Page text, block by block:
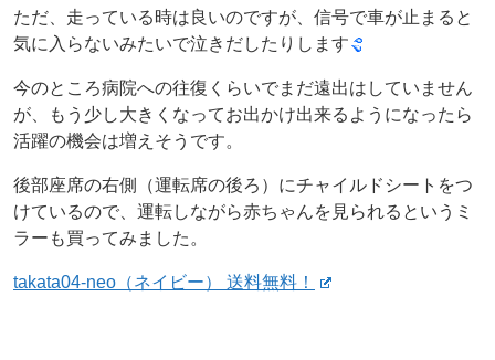
ただ、走っている時は良いのですが、信号で車が止まると
気に入らないみたいで泣きだしたりします
今のところ病院への往復くらいでまだ遠出はしていません
が、もう少し大きくなってお出かけ出来るようになったら
活躍の機会は増えそうです。
後部座席の右側（運転席の後ろ）にチャイルドシートをつ
けているので、運転しながら赤ちゃんを見られるというミ
ラーも買ってみました。
takata04-neo（ネイビー） 送料無料！